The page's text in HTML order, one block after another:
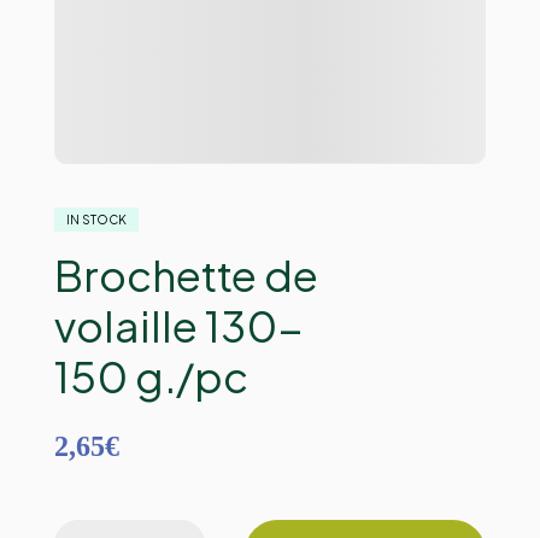
IN STOCK
Brochette de
volaille 130-
150 g./pc
2,65€